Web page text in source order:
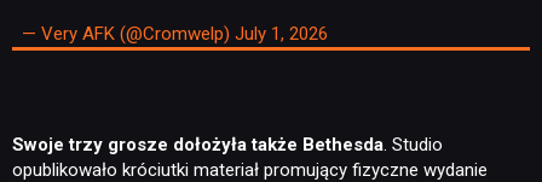
— Very AFK (@Cromwelp) July 1, 2026
Swoje trzy grosze dołożyła także Bethesda. Studio
opublikowało króciutki materiał promujący fizyczne wydanie